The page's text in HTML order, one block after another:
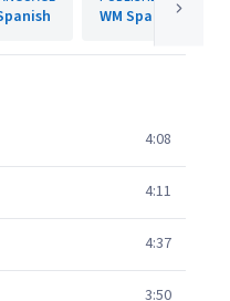
WM Spain
4:08
4:11
4:37
3:50